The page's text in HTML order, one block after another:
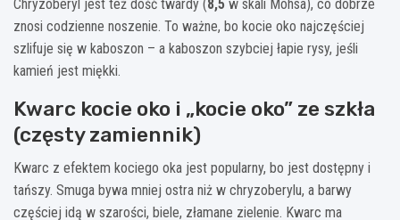
Chryzoberyl jest też dość twardy (8,5 w skali Mohsa), co dobrze
znosi codzienne noszenie. To ważne, bo kocie oko najczęściej
szlifuje się w kaboszon – a kaboszon szybciej łapie rysy, jeśli
kamień jest miękki.
Kwarc kocie oko i „kocie oko” ze szkła
(częsty zamiennik)
Kwarc z efektem kociego oka jest popularny, bo jest dostępny i
tańszy. Smuga bywa mniej ostra niż w chryzoberylu, a barwy
częściej idą w szarości, biele, złamane zielenie. Kwarc ma